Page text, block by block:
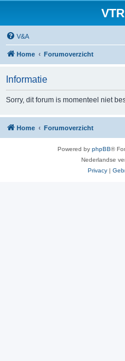
V&A
Home Forumoverzicht
Informatie
Sorry, dit forum is momenteel niet
Home Forumoverzicht
Powered by phpBB®
Nederlandse
Privacy |